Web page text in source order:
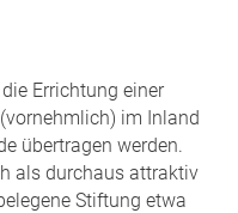
Errichtung einer
im Inland
übertragen werden.
als durchaus attraktiv
Stiftung etwa